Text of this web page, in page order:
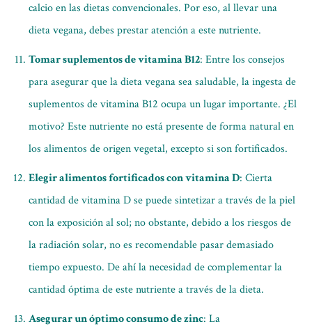
calcio en las dietas convencionales. Por eso, al llevar una
dieta vegana, debes prestar atención a este nutriente.
Tomar suplementos de vitamina B12: Entre los consejos
para asegurar que la dieta vegana sea saludable, la ingesta de
suplementos de vitamina B12 ocupa un lugar importante. ¿El
motivo? Este nutriente no está presente de forma natural en
los alimentos de origen vegetal, excepto si son fortificados.
Elegir alimentos fortificados con vitamina D: Cierta
cantidad de vitamina D se puede sintetizar a través de la piel
con la exposición al sol; no obstante, debido a los riesgos de
la radiación solar, no es recomendable pasar demasiado
tiempo expuesto. De ahí la necesidad de complementar la
cantidad óptima de este nutriente a través de la dieta.
Asegurar un óptimo consumo de zinc: La